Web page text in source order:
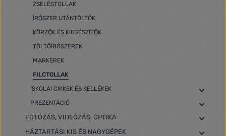
ZSELÉSTOLLAK
ÍRÓSZER UTÁNTÖLTŐK
KÖRZŐK ÉS KIEGÉSZÍTŐK
TÖLTŐÍRÓSZEREK
MARKEREK
FILCTOLLAK
ISKOLAI CIKKEK ÉS KELLÉKEK
PREZENTÁCIÓ
FOTÓZÁS, VIDEÓZÁS, OPTIKA
HÁZTARTÁSI KIS ÉS NAGYGÉPEK